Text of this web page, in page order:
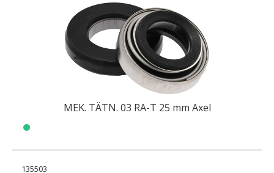
MEK. TÄTN. 03 RA-T 25 mm Axel
135503